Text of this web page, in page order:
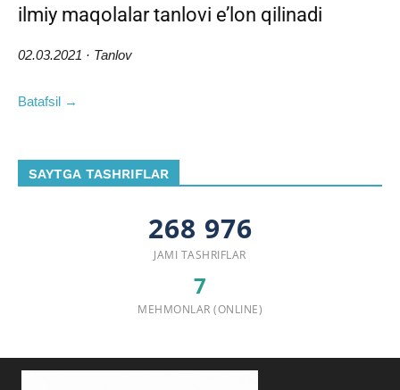
ilmiy maqolalar tanlovi e’lon qilinadi
02.03.2021 · Tanlov
Batafsil →
SAYTGA TASHRIFLAR
268 976
JAMI TASHRIFLAR
7
MEHMONLAR (ONLINE)